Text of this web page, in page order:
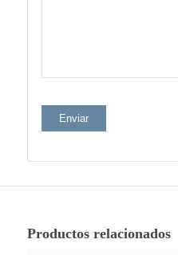
Productos relacionados